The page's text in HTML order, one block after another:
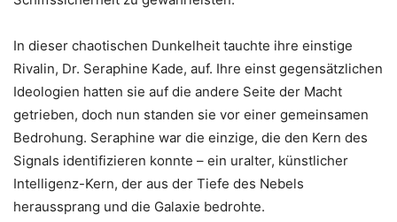
In dieser chaotischen Dunkelheit tauchte ihre einstige
Rivalin, Dr. Seraphine Kade, auf. Ihre einst gegensätzlichen
Ideologien hatten sie auf die andere Seite der Macht
getrieben, doch nun standen sie vor einer gemeinsamen
Bedrohung. Seraphine war die einzige, die den Kern des
Signals identifizieren konnte – ein uralter, künstlicher
Intelligenz-Kern, der aus der Tiefe des Nebels
heraussprang und die Galaxie bedrohte.